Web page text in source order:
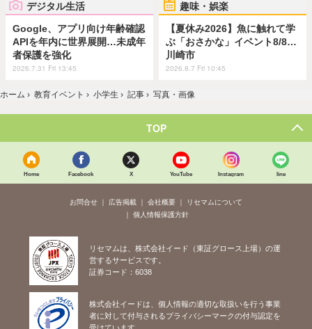
デジタル生活
Google、アプリ向け年齢確認
APIを年内に世界展開…未成年
者保護を強化
2026.7.31 Fri 13:45
趣味・娯楽
【夏休み2026】魚に触れて学
ぶ「おさかな」イベント8/8…
川崎市
2026.8.7 Fri 10:45
ホーム › 教育イベント › 小学生 › 記事 › 写真・画像
TOP
Home Facebook X YouTube Instagram line
お問合せ 広告掲載 会社概要
リセマムについて
個人情報保護方針
リセマムは、株式会社イード（東証グロース上場）の運
営するサービスです。
証券コード：6038
株式会社イードは、個人情報の適切な取扱いを行う事業
者に対して付与されるプライバシーマークの付与認定を